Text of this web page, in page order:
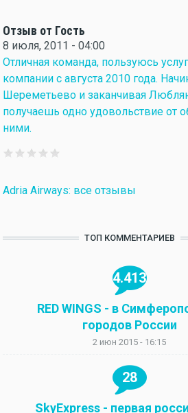
Отзыв от Гость
8 июля, 2011 - 04:00
Отличная команда, пользуюсь
компании с августа 2010 года.
Шереметьево и заканчивая
получаешь одно удовольствие от
ними.
Adria Airways: все отзывы
ТОП КОММЕНТАРИЕВ
4.413
RED WINGS - в
городов России
2 июн 2015 - 16:15
28
SkyExpress - первая